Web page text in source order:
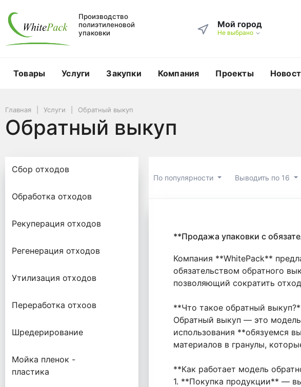
Производство
полиэтиленовой
упаковки
Мой город
Не выбрано
Товары Услуги Закупки Компания Проекты
Главная Услуги Обратный выкуп
Обратный выкуп
По популярности Выводить по 16
**Продажа упаковки с
Компания **WhitePack**
обязательством обратного
позволяющий сократить
**Что такое обратный
Обратный выкуп — это
использования **обязуемся
материалов в гранулы,
**Как работает модель
1. **Покупка продукции** —
Сбор отходов
Обработка отходов
Рекуперация отходов
Регенерация отходов
Утилизация отходов
Переработка отхоов
Шредерирование
Мойка пленок -
пластика